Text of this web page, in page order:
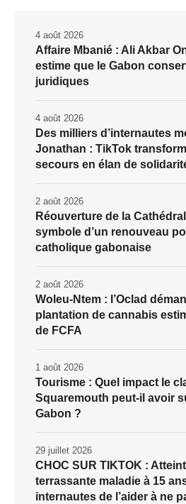
Affaire Mbanié : Ali Akbar
estime que le Gabon
juridiques
4 août 2026
Des milliers d’internautes
Jonathan : TikTok
secours en élan de
4 août 2026
Réouverture de la
symbole d’un renouveau
catholique gabonaise
2 août 2026
Woleu-Ntem : l’Oclad
plantation de cannabis
de FCFA
2 août 2026
Tourisme : Quel impact le
Squaremouth peut-il avoir
Gabon ?
1 août 2026
CHOC SUR TIKTOK :
terrassante maladie à 15
internautes de l’aider à ne
29 juillet 2026